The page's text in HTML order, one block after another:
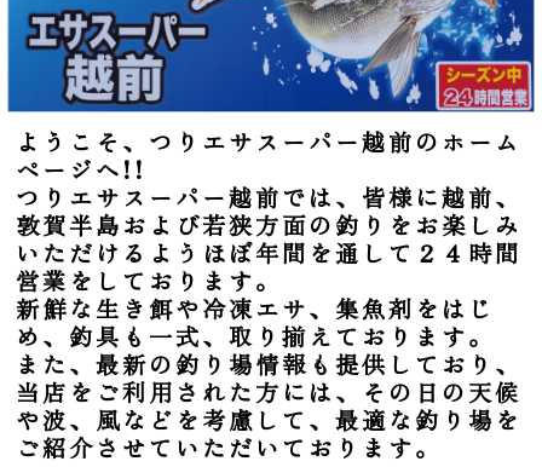
ようこそ、つりエサスーパー越前のホーム
ページへ!!
つりエサスーパー越前では、皆様に越前、
敦賀半島および若狭方面の釣りをお楽しみ
いただけるようほぼ年間を通して２４時間
営業をしております。
新鮮な生き餌や冷凍エサ、集魚剤をはじ
め、釣具も一式、取り揃えております。
また、最新の釣り場情報も提供しており、
当店をご利用された方には、その日の天候
や波、風などを考慮して、最適な釣り場を
ご紹介させていただいております。